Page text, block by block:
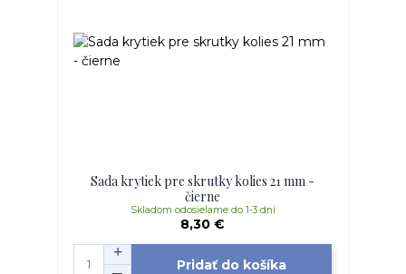
Sada krytiek pre skrutky kolies 21 mm -
čierne
8,30 €
Skladom odosielame do 1-3 dní
Pridať do košíka